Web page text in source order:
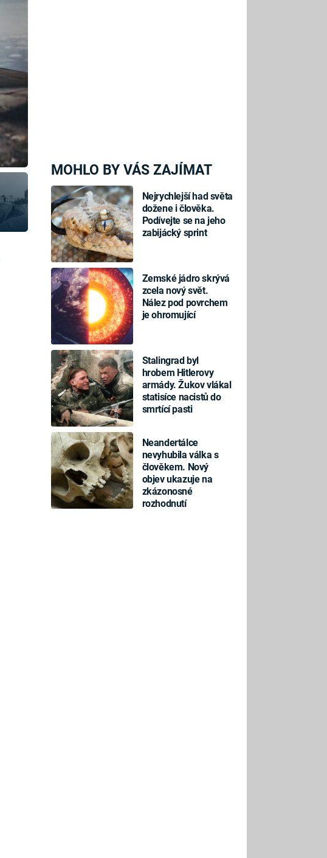
MOHLO BY VÁS ZAJÍMAT
Nejrychlejší had světa
dožene i člověka.
Podívejte se na jeho
zabijácký sprint
Zemské jádro skrývá
zcela nový svět.
Nález pod povrchem
je ohromující
Stalingrad byl
hrobem Hitlerovy
armády. Žukov vlákal
statisíce nacistů do
smrtící pasti
Neandertálce
nevyhubila válka s
člověkem. Nový
objev ukazuje na
zkázonosné
rozhodnutí